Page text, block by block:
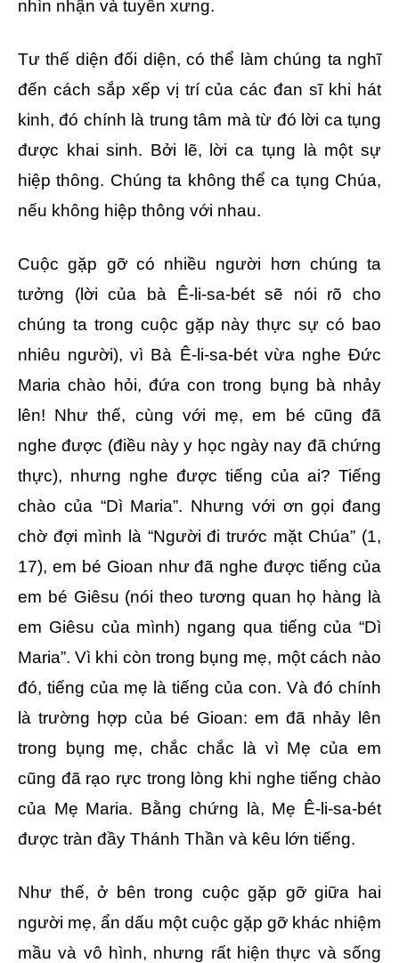
nhìn nhận và tuyên xưng.
Tư thế diện đối diện, có thể làm chúng ta nghĩ
đến cách sắp xếp vị trí của các đan sĩ khi hát
kinh, đó chính là trung tâm mà từ đó lời ca tụng
được khai sinh. Bởi lẽ, lời ca tụng là một sự
hiệp thông. Chúng ta không thể ca tụng Chúa,
nếu không hiệp thông với nhau.
Cuộc gặp gỡ có nhiều người hơn chúng ta
tưởng (lời của bà Ê-li-sa-bét sẽ nói rõ cho
chúng ta trong cuộc gặp này thực sự có bao
nhiêu người), vì Bà Ê-li-sa-bét vừa nghe Đức
Maria chào hỏi, đứa con trong bụng bà nhảy
lên! Như thế, cùng với mẹ, em bé cũng đã
nghe được (điều này y học ngày nay đã chứng
thực), nhưng nghe được tiếng của ai? Tiếng
chào của “Dì Maria”. Nhưng với ơn gọi đang
chờ đợi mình là “Người đi trước mặt Chúa” (1,
17), em bé Gioan như đã nghe được tiếng của
em bé Giêsu (nói theo tương quan họ hàng là
em Giêsu của mình) ngang qua tiếng của “Dì
Maria”. Vì khi còn trong bụng mẹ, một cách nào
đó, tiếng của mẹ là tiếng của con. Và đó chính
là trường hợp của bé Gioan: em đã nhảy lên
trong bụng mẹ, chắc chắc là vì Mẹ của em
cũng đã rạo rực trong lòng khi nghe tiếng chào
của Mẹ Maria. Bằng chứng là, Mẹ Ê-li-sa-bét
được tràn đầy Thánh Thần và kêu lớn tiếng.
Như thế, ở bên trong cuộc gặp gỡ giữa hai
người mẹ, ẩn dấu một cuộc gặp gỡ khác nhiệm
mầu và vô hình, nhưng rất hiện thực và sống